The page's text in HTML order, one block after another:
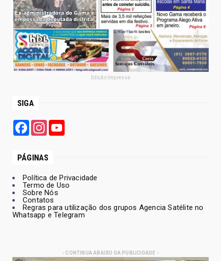
Edição Impressa
SIGA
FacebookInstagram
PÁGINAS
Política de Privacidade
Termo de Uso
Sobre Nós
Contatos
Regras para utilização dos grupos Agencia Satélite no
Whatsapp e Telegram
- CONTINUA ABAIXO DA PUBLICIDADE -